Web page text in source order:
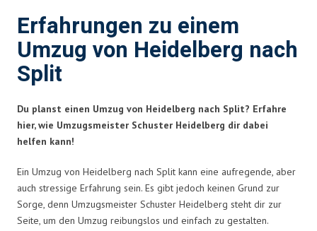
Erfahrungen zu einem
Umzug von Heidelberg nach
Split
Du planst einen Umzug von Heidelberg nach Split? Erfahre
hier, wie Umzugsmeister Schuster Heidelberg dir dabei
helfen kann!
Ein Umzug von Heidelberg nach Split kann eine aufregende, aber
auch stressige Erfahrung sein. Es gibt jedoch keinen Grund zur
Sorge, denn Umzugsmeister Schuster Heidelberg steht dir zur
Seite, um den Umzug reibungslos und einfach zu gestalten.